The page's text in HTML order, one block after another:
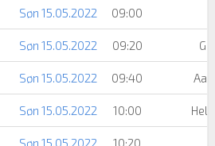
Søn 15.05.2022 09:00
Søn 15.05.2022 09:20
Søn 15.05.2022 09:40
Søn 15.05.2022 10:00
Søn 15.05.2022 10:20